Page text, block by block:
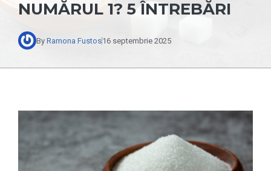
NUMĂRUL 1? 5 ÎNTREBĂRI
By Ramona Fustos16 septembrie 2025